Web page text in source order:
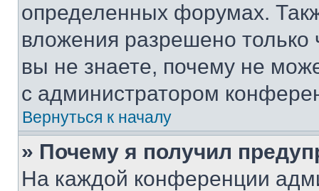
определенных форумах.
вложения разрешено
вы не знаете, почему не
с администратором
Вернуться к началу
» Почему я получил
На каждой конференции